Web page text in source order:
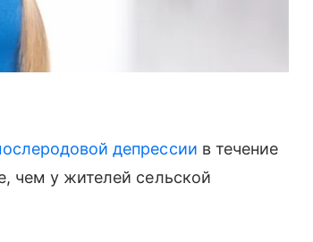
депрессии в течение
чем у жителей сельской